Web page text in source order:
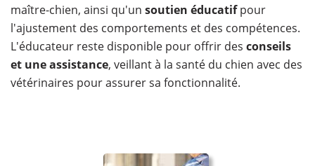
maître-chien, ainsi qu'un soutien éducatifpour
l'ajustement des comportements et des compétences.
L'éducateur reste disponible pour offrir des conseils
et une assistance, veillant à la santé du chien avec des
vétérinaires pour assurer sa fonctionnalité.